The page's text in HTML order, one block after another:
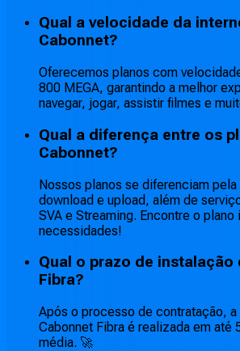
Qual a velocidade da
Cabonnet?
Oferecemos planos com
800 MEGA, garantindo a melhor
navegar, jogar, assistir filmes e
Qual a diferença entre os
Cabonnet?
Nossos planos se diferenciam
download e upload, além de
SVA e Streaming. Encontre o plano
necessidades!
Qual o prazo de instalação
Fibra?
Após o processo de contratação, a
Cabonnet Fibra é realizada em até
média. 🚀